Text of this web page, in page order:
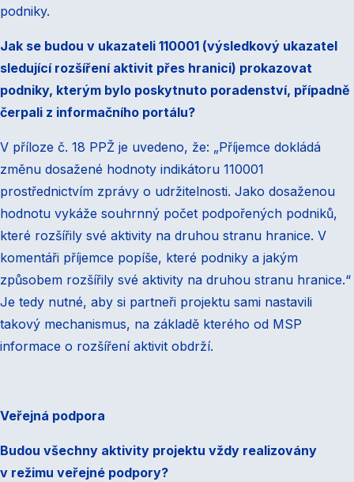
podniky.
Jak se budou v ukazateli 110001 (výsledkový ukazatel
sledující rozšíření aktivit přes hranici) prokazovat
podniky, kterým bylo poskytnuto poradenství, případně
čerpali z informačního portálu?
V příloze č. 18 PPŽ je uvedeno, že: „Příjemce dokládá
změnu dosažené hodnoty indikátoru 110001
prostřednictvím zprávy o udržitelnosti. Jako dosaženou
hodnotu vykáže souhrnný počet podpořených podniků,
které rozšířily své aktivity na druhou stranu hranice. V
komentáři příjemce popíše, které podniky a jakým
způsobem rozšířily své aktivity na druhou stranu hranice.“
Je tedy nutné, aby si partneři projektu sami nastavili
takový mechanismus, na základě kterého od MSP
informace o rozšíření aktivit obdrží.
Veřejná podpora
Budou všechny aktivity projektu vždy realizovány
v režimu veřejné podpory?